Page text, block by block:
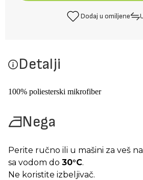
Dodaj u omiljene
Detalji
100% poliesterski mikrofiber
Nega
Perite ručno ili u mašini za veš
sa vodom do 30°C.
Ne koristite izbeljivač.